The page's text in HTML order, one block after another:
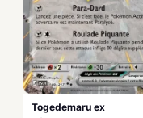
Togedemaru ex